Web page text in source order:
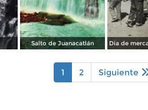
Salto de Juanacatlán
1 2 Siguiente